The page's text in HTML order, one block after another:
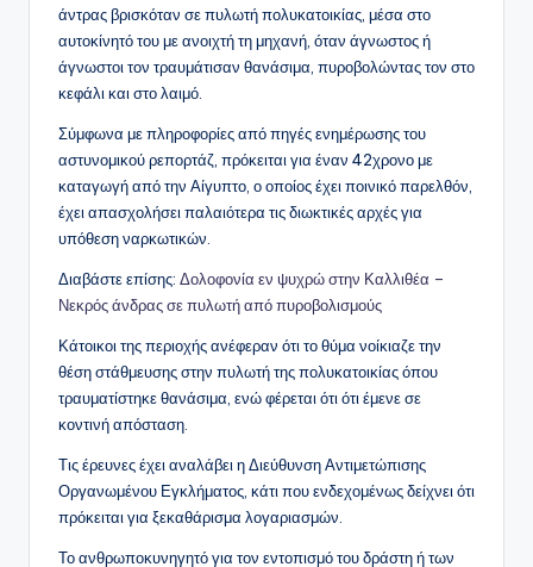
άντρας βρισκόταν σε πυλωτή πολυκατοικίας, μέσα στο
αυτοκίνητό του με ανοιχτή τη μηχανή, όταν άγνωστος ή
άγνωστοι τον τραυμάτισαν θανάσιμα, πυροβολώντας τον στο
κεφάλι και στο λαιμό.
Σύμφωνα με πληροφορίες από πηγές ενημέρωσης του
αστυνομικού ρεπορτάζ, πρόκειται για έναν 42χρονο με
καταγωγή από την Αίγυπτο, ο οποίος έχει ποινικό παρελθόν,
έχει απασχολήσει παλαιότερα τις διωκτικές αρχές για
υπόθεση ναρκωτικών.
Διαβάστε επίσης: Δολοφονία εν ψυχρώ στην Καλλιθέα –
Νεκρός άνδρας σε πυλωτή από πυροβολισμούς
Κάτοικοι της περιοχής ανέφεραν ότι το θύμα νοίκιαζε την
θέση στάθμευσης στην πυλωτή της πολυκατοικίας όπου
τραυματίστηκε θανάσιμα, ενώ φέρεται ότι ότι έμενε σε
κοντινή απόσταση.
Τις έρευνες έχει αναλάβει η Διεύθυνση Αντιμετώπισης
Οργανωμένου Εγκλήματος, κάτι που ενδεχομένως δείχνει ότι
πρόκειται για ξεκαθάρισμα λογαριασμών.
Το ανθρωποκυνηγητό για τον εντοπισμό του δράστη ή των